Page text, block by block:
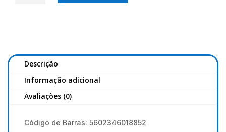
Descrição
Informação adicional
Avaliações (0)
Código de Barras: 5602346018852